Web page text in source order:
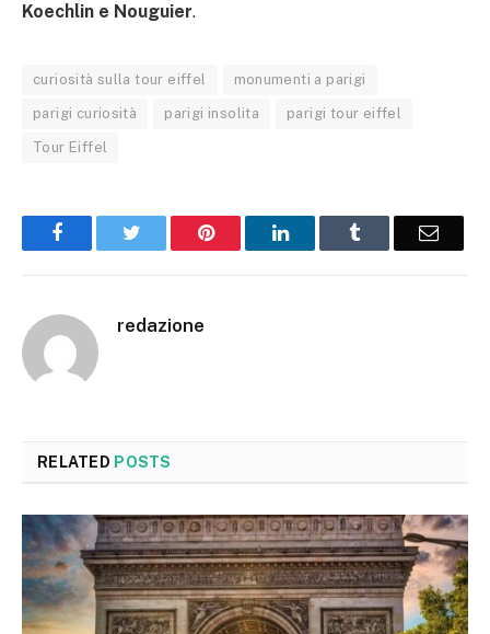
Koechlin e Nouguier.
curiosità sulla tour eiffel monumenti a parigi
parigi curiosità parigi insolita parigi tour eiffel
Tour Eiffel
FacebookTwitter Pinterest LinkedInTumblr Email
redazione
RELATED POSTS